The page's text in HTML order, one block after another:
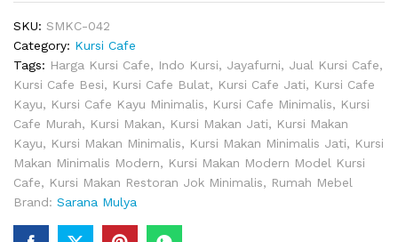
SKU: SMKC-042
Category: Kursi Cafe
Tags: Harga Kursi Cafe, Indo Kursi, Jayafurni, Jual Kursi Cafe,
Kursi Cafe Besi, Kursi Cafe Bulat, Kursi Cafe Jati, Kursi Cafe
Kayu, Kursi Cafe Kayu Minimalis, Kursi Cafe Minimalis, Kursi
Cafe Murah, Kursi Makan, Kursi Makan Jati, Kursi Makan
Kayu, Kursi Makan Minimalis, Kursi Makan Minimalis Jati, Kursi
Makan Minimalis Modern, Kursi Makan Modern Model Kursi
Cafe, Kursi Makan Restoran Jok Minimalis, Rumah Mebel
Brand: Sarana Mulya